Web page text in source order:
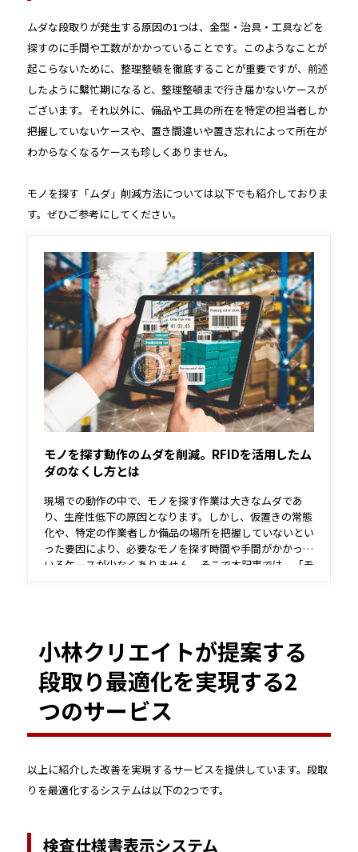
ムダな段取りが発生する原因の1つは、金型・治具・工具などを
探すのに手間や工数がかかっていることです。このようなことが
起こらないために、整理整頓を徹底することが重要ですが、前述
したように繫忙期になると、整理整頓まで行き届かないケースが
ございます。それ以外に、備品や工具の所在を特定の担当者しか
把握していないケースや、置き間違いや置き忘れによって所在が
わからなくなるケースも珍しくありません。
モノを探す「ムダ」削減方法については以下でも紹介しておりま
す。ぜひご参考にしてください。
モノを探す動作のムダを削減。RFIDを活用したム
ダのなくし方とは
現場での動作の中で、モノを探す作業は大きなムダであ
り、生産性低下の原因となります。しかし、仮置きの常態
化や、特定の作業者しか備品の場所を把握していないとい
った要因により、必要なモノを探す時間や手間がかかって
いるケースが少なくありません。そこで本記事では、「モ
小林クリエイトが提案する
段取り最適化を実現する2
つのサービス
以上に紹介した改善を実現するサービスを提供しています。段取
りを最適化するシステムは以下の2つです。
検査仕様書表示システム